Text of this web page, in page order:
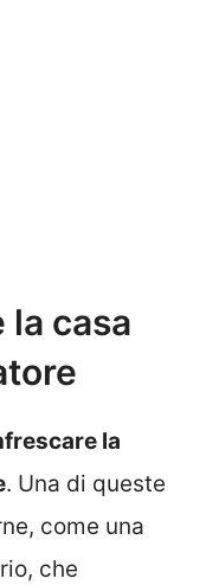
la casa
la
. Una di queste
come una
che